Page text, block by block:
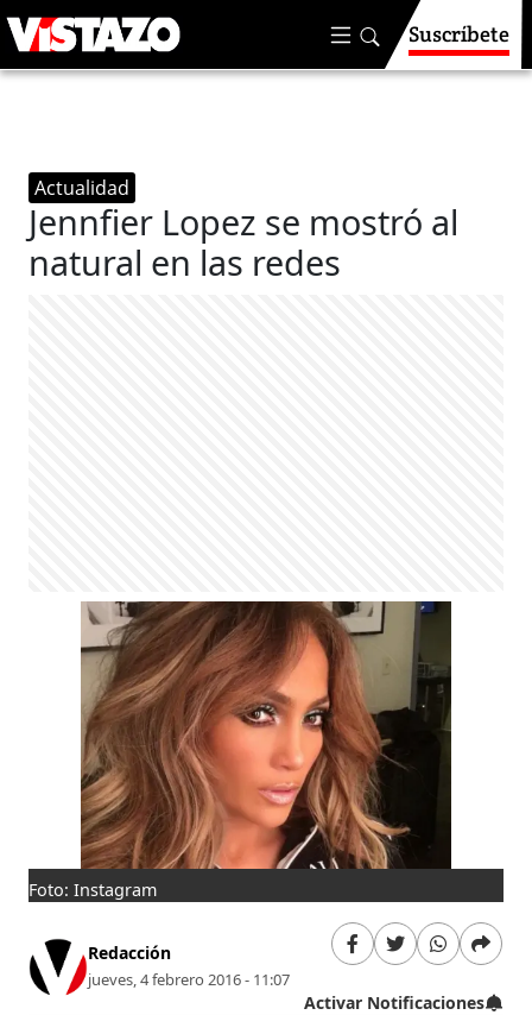
Suscríbete
Actualidad
Jennfier Lopez se mostró al
natural en las redes
Foto: Instagram
Redacción
jueves, 4 febrero 2016 - 11:07
Activar Notificaciones